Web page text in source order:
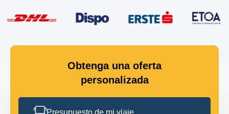
Obtenga una oferta
personalizada
Presupuesto de mi viaje